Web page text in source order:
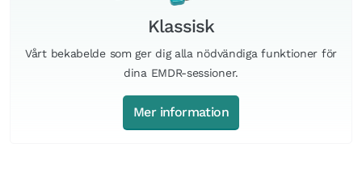
Klassisk
Vårt bekabelde som ger dig alla nödvändiga funktioner för
dina EMDR-sessioner.
Mer information